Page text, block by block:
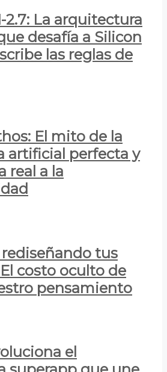
La arquitectura
desafía a Silicon
las reglas de
El mito de la
artificial perfecta y
real a la
rediseñando tus
costo oculto de
pensamiento
el